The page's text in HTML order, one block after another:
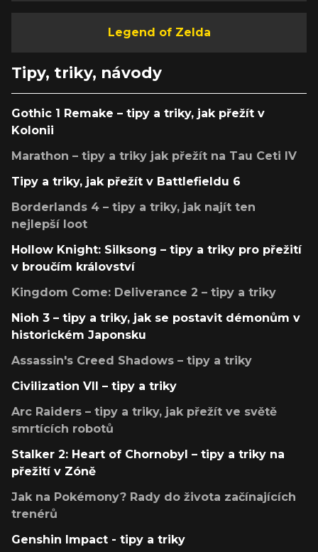
Legend of Zelda
Tipy, triky, návody
Gothic 1 Remake – tipy a triky, jak přežít v
Kolonii
Marathon – tipy a triky jak přežít na Tau Ceti IV
Tipy a triky, jak přežít v Battlefieldu 6
Borderlands 4 – tipy a triky, jak najít ten
nejlepší loot
Hollow Knight: Silksong – tipy a triky pro přežití
v broučím království
Kingdom Come: Deliverance 2 – tipy a triky
Nioh 3 – tipy a triky, jak se postavit démonům v
historickém Japonsku
Assassin's Creed Shadows – tipy a triky
Civilization VII – tipy a triky
Arc Raiders – tipy a triky, jak přežít ve světě
smrtících robotů
Stalker 2: Heart of Chornobyl – tipy a triky na
přežití v Zóně
Jak na Pokémony? Rady do života začínajících
trenérů
Genshin Impact - tipy a triky